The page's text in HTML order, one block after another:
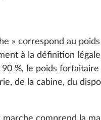
» correspond au
à la définition
%, le poids
de la cabine, du